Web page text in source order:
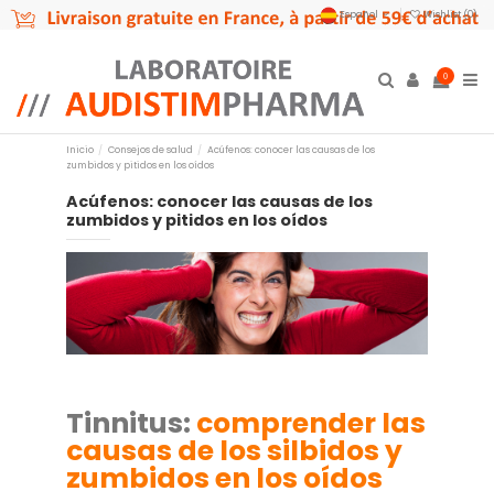
Español Wishlist (0)
0
Inicio Consejos de salud
Acúfenos: conocer las causas de los
zumbidos y pitidos en los oídos
Acúfenos: conocer las causas de los
zumbidos y pitidos en los oídos
Tinnitus: comprender las
causas de los silbidos y
zumbidos en los oídos